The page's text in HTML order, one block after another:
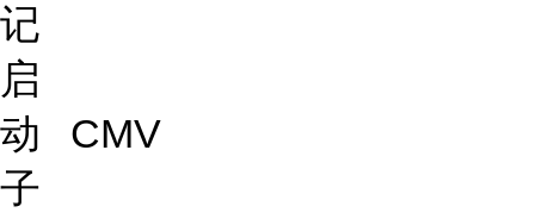
记
启
动
子
CMV